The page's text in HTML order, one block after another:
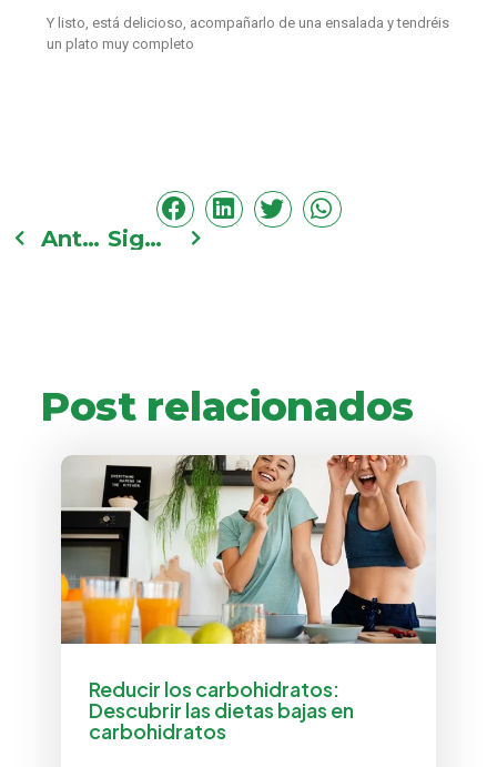
Y listo, está delicioso, acompañarlo de una ensalada y tendréis
un plato muy completo
Anterior Siguiente
Post relacionados
Reducir los carbohidratos:
Descubrir las dietas bajas en
carbohidratos